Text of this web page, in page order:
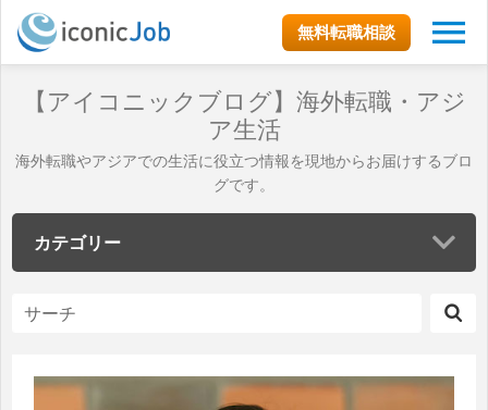
無料転職相談
【アイコニックブログ】海外転職・アジ
ア生活
海外転職やアジアでの生活に役立つ情報を現地からお届けするブロ
グです。
カテゴリー